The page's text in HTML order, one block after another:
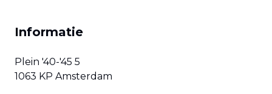
Informatie
Plein '40-'45 5
1063 KP Amsterdam